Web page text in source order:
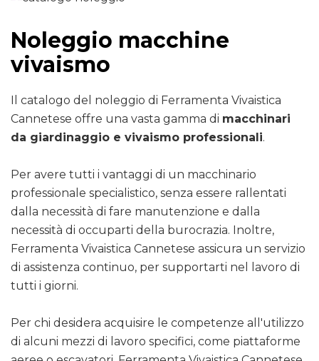
Noleggio macchine
vivaismo
Il catalogo del noleggio di Ferramenta Vivaistica
Cannetese offre una vasta gamma di macchinari
da giardinaggio e vivaismo professionali.
Per avere tutti i vantaggi di un macchinario
professionale specialistico, senza essere rallentati
dalla necessità di fare manutenzione e dalla
necessità di occuparti della burocrazia. Inoltre,
Ferramenta Vivaistica Cannetese assicura un servizio
di assistenza continuo, per supportarti nel lavoro di
tutti i giorni.
Per chi desidera acquisire le competenze all'utilizzo
di alcuni mezzi di lavoro specifici, come piattaforme